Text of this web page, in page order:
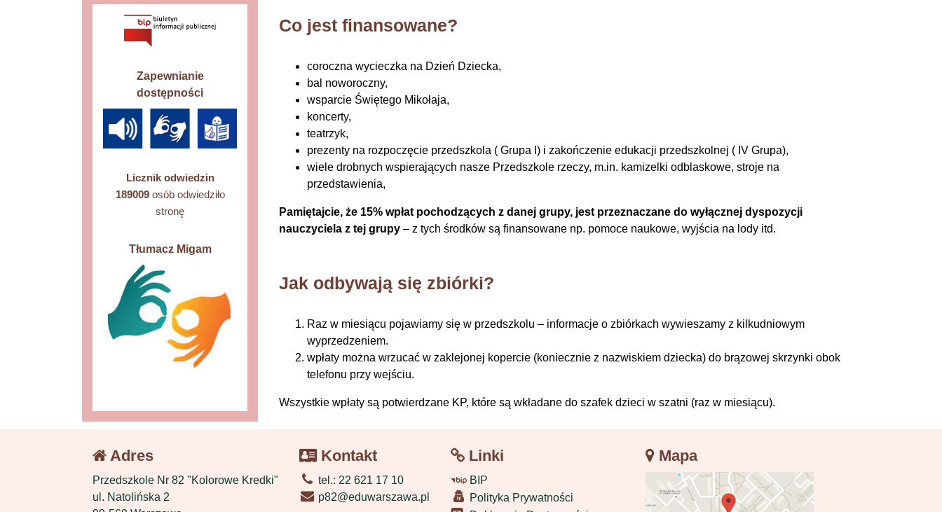
Co jest finansowane?
coroczna wycieczka na Dzień Dziecka,
bal noworoczny,
wsparcie Świętego Mikołaja,
koncerty,
teatrzyk,
prezenty na rozpoczęcie przedszkola ( Grupa I) i zakończenie edukacji przedszkolnej ( IV Grupa),
wiele drobnych wspierających nasze Przedszkole rzeczy, m.in. kamizelki odblaskowe, stroje na
przedstawienia,
Pamiętajcie, że 15% wpłat pochodzących z danej grupy, jest przeznaczane do wyłącznej dyspozycji
nauczyciela z tej grupy – z tych środków są finansowane np. pomoce naukowe, wyjścia na lody itd.
Jak odbywają się zbiórki?
Raz w miesiącu pojawiamy się w przedszkolu – informacje o zbiórkach wywieszamy z kilkudniowym
wyprzedzeniem.
wpłaty można wrzucać w zaklejonej kopercie (koniecznie z nazwiskiem dziecka) do brązowej skrzynki obok
telefonu przy wejściu.
Wszystkie wpłaty są potwierdzane KP, które są wkładane do szafek dzieci w szatni (raz w miesiącu).
Zapewnianie
dostępności
Licznik odwiedzin
189009osób odwiedziło
stronę
Tłumacz Migam
Adres
Przedszkole Nr 82 "Kolorowe Kredki"
ul. Natolińska 2
Kontakt
tel.: 22 621 17 10
p82@eduwarszawa.pl
Linki
BIP
Polityka Prywatności
Mapa